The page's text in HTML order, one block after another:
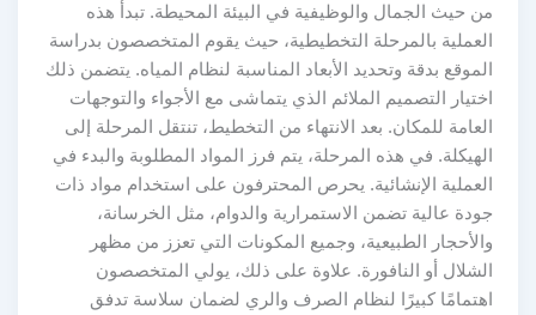
من حيث الجمال والوظيفية في البيئة المحيطة. تبدأ هذه
العملية بالمرحلة التخطيطية، حيث يقوم المتخصصون بدراسة
الموقع بدقة وتحديد الأبعاد المناسبة لنظام المياه. يتضمن ذلك
اختيار التصميم الملائم الذي يتماشى مع الأجواء والتوجهات
العامة للمكان. بعد الانتهاء من التخطيط، تنتقل المرحلة إلى
الهيكلة. في هذه المرحلة، يتم فرز المواد المطلوبة والبدء في
العملية الإنشائية. يحرص المحترفون على استخدام مواد ذات
جودة عالية تضمن الاستمرارية والدوام، مثل الخرسانة،
والأحجار الطبيعية، وجميع المكونات التي تعزز من مظهر
الشلال أو النافورة. علاوة على ذلك، يولي المتخصصون
اهتمامًا كبيرًا لنظام الصرف والري لضمان سلاسة تدفق